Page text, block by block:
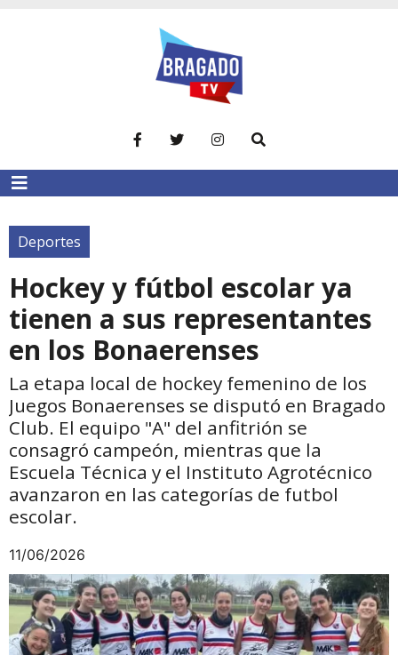
Deportes
Hockey y fútbol escolar ya
tienen a sus representantes
en los Bonaerenses
La etapa local de hockey femenino de los
Juegos Bonaerenses se disputó en Bragado
Club. El equipo "A" del anfitrión se
consagró campeón, mientras que la
Escuela Técnica y el Instituto Agrotécnico
avanzaron en las categorías de futbol
escolar.
11/06/2026